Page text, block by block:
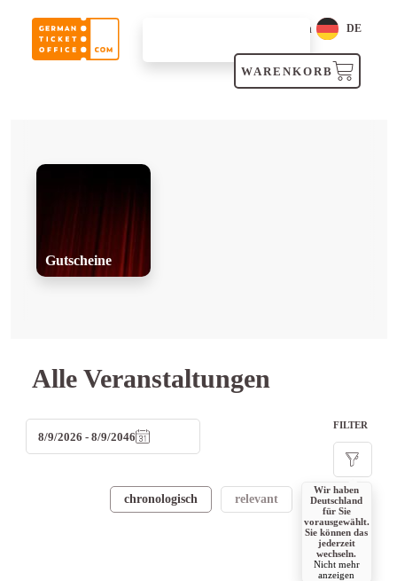
Login DE
WARENKORB
Gutscheine
Alle Veranstaltungen
8/9/2026 - 8/9/2046
FILTER
Wir haben
Deutschland
für Sie
vorausgewählt.
Sie können das
jederzeit
wechseln.
Nicht mehr
anzeigen
chronologisch relevant beliebt